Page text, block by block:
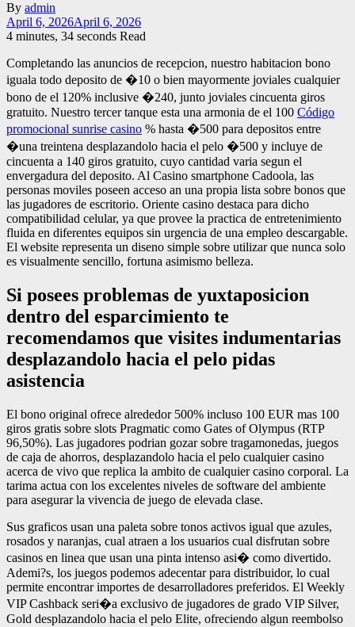
By admin
April 6, 2026April 6, 2026
4 minutes, 34 seconds Read
Completando las anuncios de recepcion, nuestro habitacion bono
iguala todo deposito de �10 o bien mayormente joviales cualquier
bono de el 120% inclusive �240, junto joviales cincuenta giros
gratuito. Nuestro tercer tanque esta una armonia de el 100 Código
promocional sunrise casino % hasta �500 para depositos entre
�una treintena desplazandolo hacia el pelo �500 y incluye de
cincuenta a 140 giros gratuito, cuyo cantidad varia segun el
envergadura del deposito. Al Casino smartphone Cadoola, las
personas moviles poseen acceso an una propia lista sobre bonos que
las jugadores de escritorio. Oriente casino destaca para dicho
compatibilidad celular, ya que provee la practica de entretenimiento
fluida en diferentes equipos sin urgencia de una empleo descargable.
El website representa un diseno simple sobre utilizar que nunca solo
es visualmente sencillo, fortuna asimismo belleza.
Si posees problemas de yuxtaposicion
dentro del esparcimiento te
recomendamos que visites indumentarias
desplazandolo hacia el pelo pidas
asistencia
El bono original ofrece alrededor 500% incluso 100 EUR mas 100
giros gratis sobre slots Pragmatic como Gates of Olympus (RTP
96,50%). Las jugadores podrian gozar sobre tragamonedas, juegos
de caja de ahorros, desplazandolo hacia el pelo cualquier casino
acerca de vivo que replica la ambito de cualquier casino corporal. La
tarima actua con los excelentes niveles de software del ambiente
para asegurar la vivencia de juego de elevada clase.
Sus graficos usan una paleta sobre tonos activos igual que azules,
rosados y naranjas, cual atraen a los usuarios cual disfrutan sobre
casinos en linea que usan una pinta intenso asi� como divertido.
Ademi?s, los juegos podemos adecentar para distribuidor, lo cual
permite encontrar importes de desarrolladores preferidos. El Weekly
VIP Cashback seri�a exclusivo de jugadores de grado VIP Silver,
Gold desplazandolo hacia el pelo Elite, ofreciendo algun reembolso